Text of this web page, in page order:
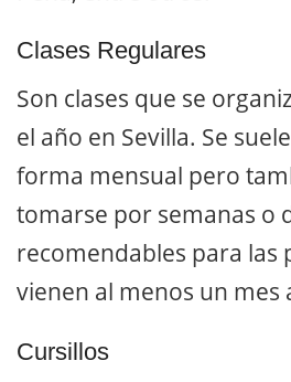
Clases Regulares
Son clases que se
el año en Sevilla. Se
forma mensual pero
tomarse por semanas o
recomendables para las
vienen al menos un mes
Cursillos